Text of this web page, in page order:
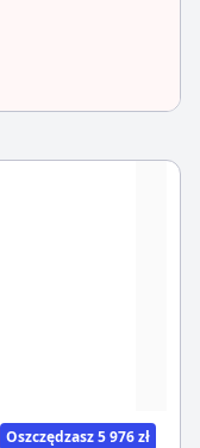
Oszczędzasz 5 976 zł